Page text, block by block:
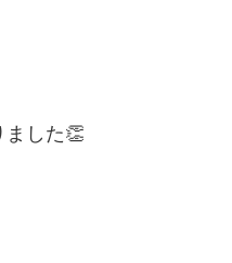
ました👏